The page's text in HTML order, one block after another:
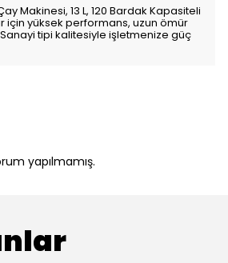
Makinesi, 13 L, 120 Bardak Kapasiteli
için yüksek performans, uzun ömür
tipi kalitesiyle işletmenize güç
yapılmamış.